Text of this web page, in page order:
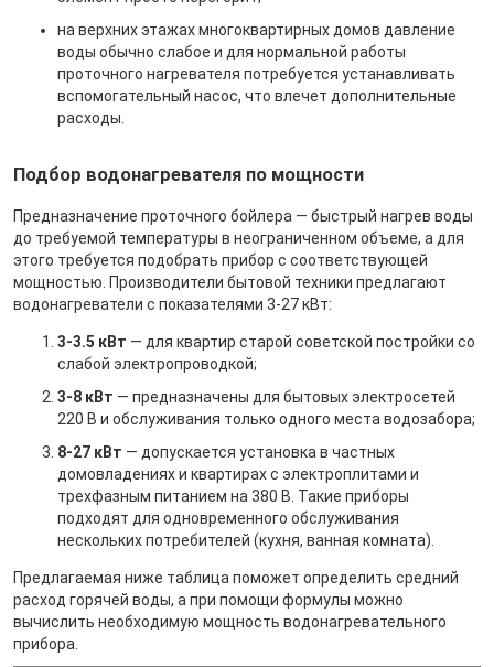
на верхних этажах многоквартирных домов давление
воды обычно слабое и для нормальной работы
проточного нагревателя потребуется устанавливать
вспомогательный насос, что влечет дополнительные
расходы.
Подбор водонагревателя по мощности
Предназначение проточного бойлера — быстрый нагрев воды
до требуемой температуры в неограниченном объеме, а для
этого требуется подобрать прибор с соответствующей
мощностью. Производители бытовой техники предлагают
водонагреватели с показателями 3-27 кВт:
3-3.5 кВт — для квартир старой советской постройки со
слабой электропроводкой;
3-8 кВт — предназначены для бытовых электросетей
220 В и обслуживания только одного места водозабора;
8-27 кВт — допускается установка в частных
домовладениях и квартирах с электроплитами и
трехфазным питанием на 380 В. Такие приборы
подходят для одновременного обслуживания
нескольких потребителей (кухня, ванная комната).
Предлагаемая ниже таблица поможет определить средний
расход горячей воды, а при помощи формулы можно
вычислить необходимую мощность водонагревательного
прибора.